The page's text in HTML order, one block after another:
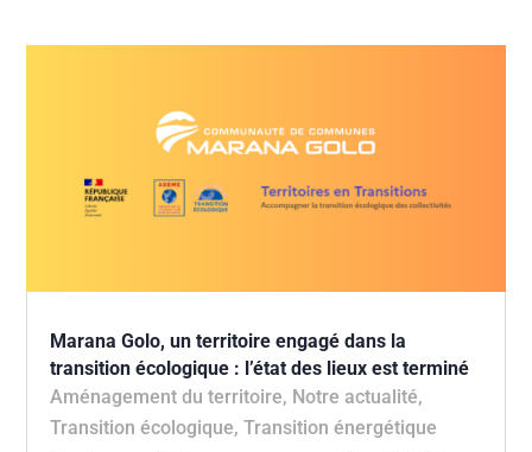
Marana Golo, un territoire engagé dans la
transition écologique : l’état des lieux est terminé
Aménagement du territoire, Notre actualité,
Transition écologique,Transition énergétique